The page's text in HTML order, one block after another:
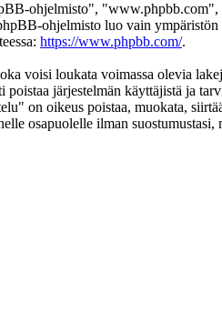
ohjelmisto",
ohjelmisto luo vain
https://www.phpbb.com/.
voisi loukata voimassa olevia
järjestelmän käyttäjistä ja
on oikeus poistaa, muokata,
osapuolelle ilman